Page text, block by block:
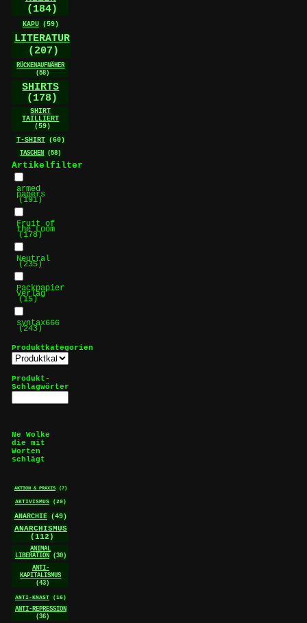
(184)
KAPU (59)
LITERATUR
(207)
RÜCKENAUFNÄHER
(58)
SHIRTS
(178)
SHIRT
TAILLIERT
(59)
T-SHIRT (60)
TASCHEN
(58)
Artikelfilter
armed
papers
(191)
Fruit of
the Loom
(178)
Neutral
(235)
Packpapier
Verlag
(15)
syntax666
(243)
Produktkategorien
Produkt-
Schlagwörter
Ne Wolke
die mit
Worten
schlägt
AKTION & PRAXIS (7)
AKTIVISMUS (20)
ANARCHIE (49)
ANARCHISMUS
(112)
ANIMAL
LIBERATION
(30)
ANTI-
KAPITALISMUS
(43)
ANTI-KNAST (16)
ANTI-REPRESSION
(36)